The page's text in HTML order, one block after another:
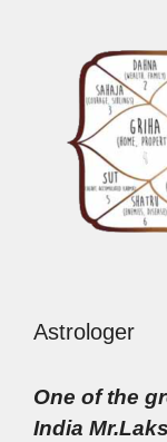
Astrologer
One of the
India